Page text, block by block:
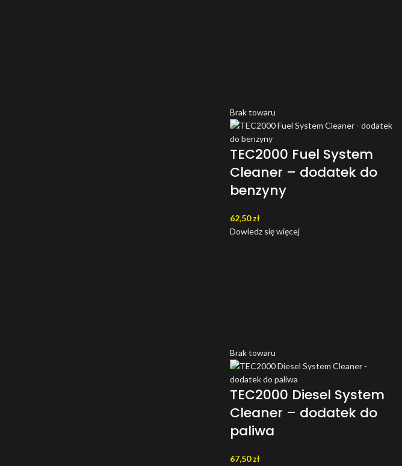
Brak towaru
TEC2000 Fuel System
Cleaner – dodatek do
benzyny
62,50zł
Dowiedz się więcej
Brak towaru
TEC2000 Diesel System
Cleaner – dodatek do
paliwa
67,50zł